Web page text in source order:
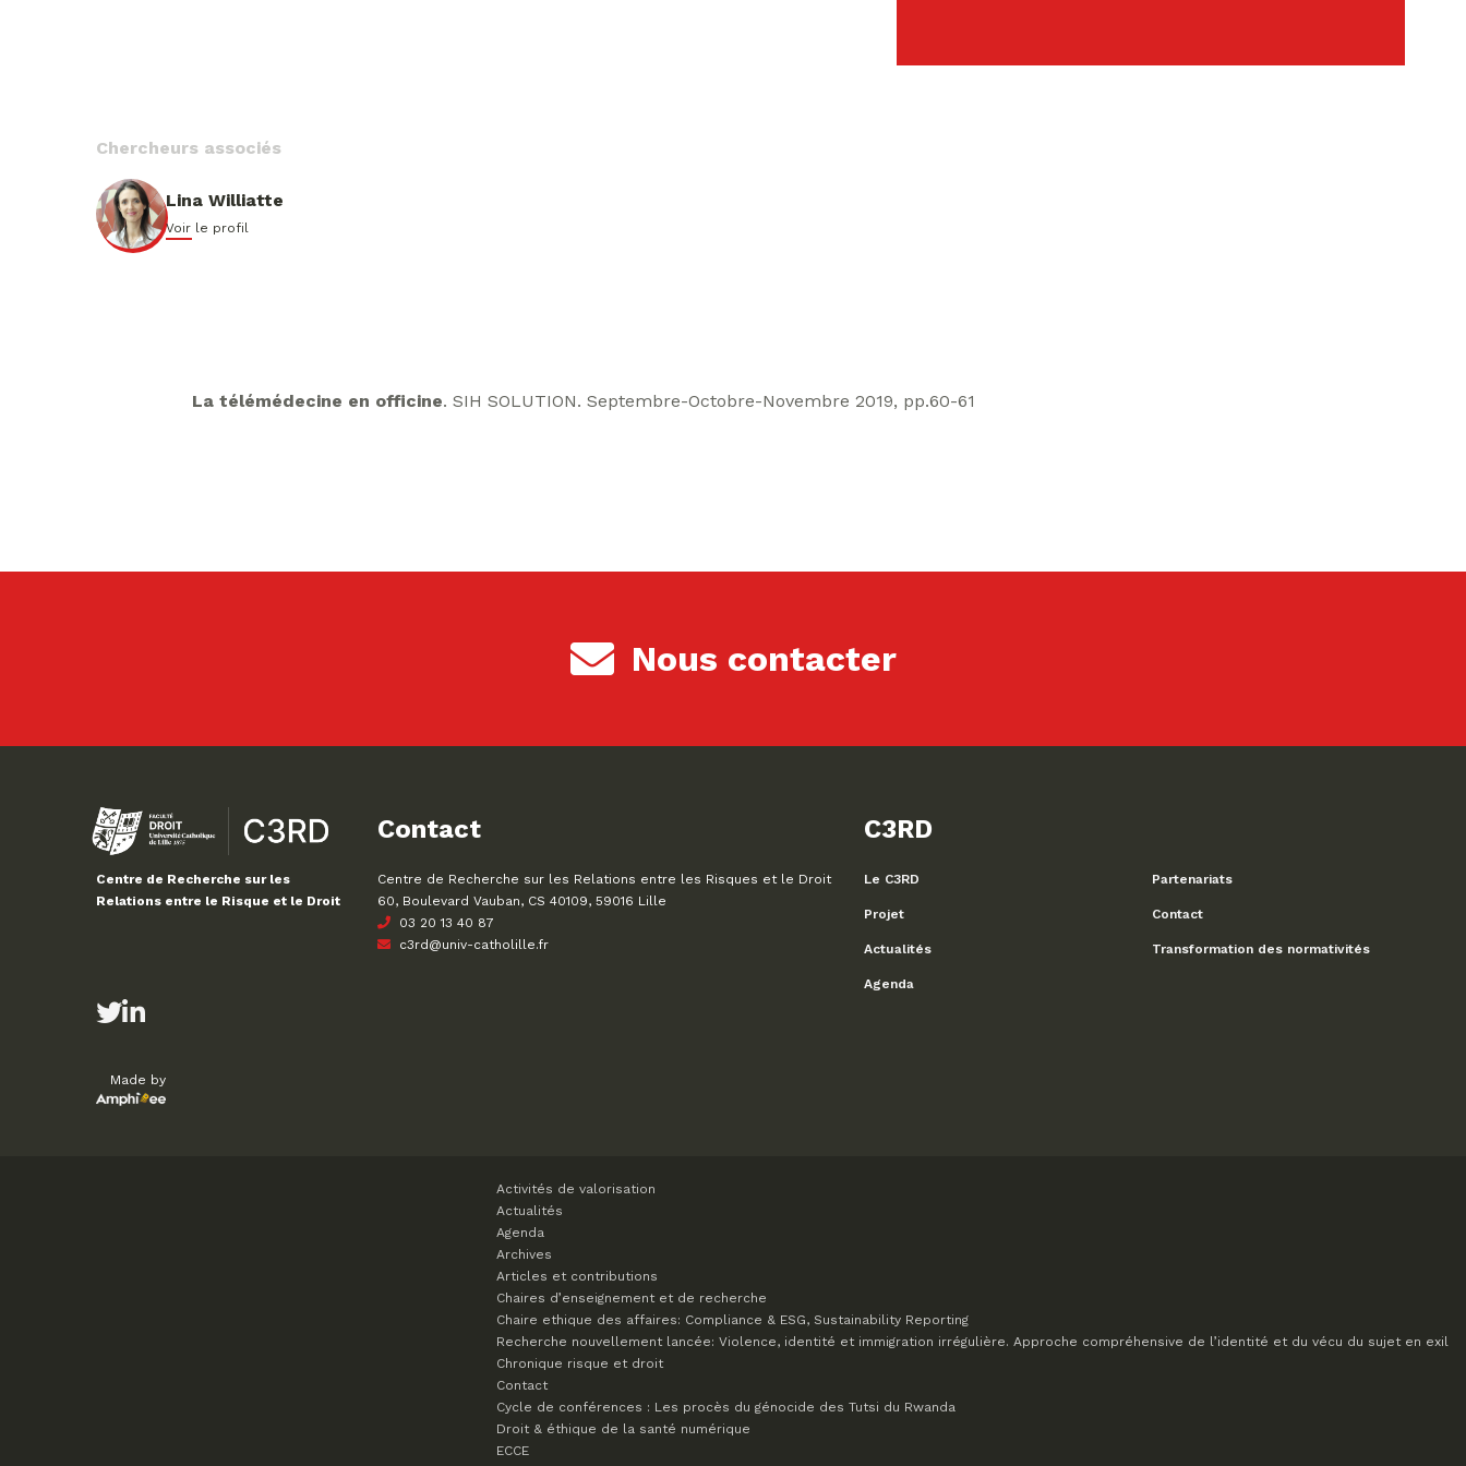
Chercheurs associés
Lina Williatte
Voir le profil
La télémédecine en officine. SIH SOLUTION. Septembre-Octobre-Novembre 2019, pp.60-61
Nous contacter
Centre de Recherche sur les
Relations entre le Risque et le Droit
Contact
Centre de Recherche sur les Relations entre les Risques et le Droit
60, Boulevard Vauban, CS 40109, 59016 Lille
03 20 13 40 87
c3rd@univ-catholille.fr
C3RD
Le C3RD
Projet
Actualités
Agenda
Partenariats
Contact
Transformation des normativités
Made by
Activités de valorisation
Actualités
Agenda
Archives
Articles et contributions
Chaires d’enseignement et de recherche
Chaire ethique des affaires: Compliance & ESG, Sustainability Reporting
Recherche nouvellement lancée: Violence, identité et immigration irrégulière. Approche compréhensive de l’identité et du vécu du sujet en exil
Chronique risque et droit
Contact
Cycle de conférences : Les procès du génocide des Tutsi du Rwanda
Droit & éthique de la santé numérique
ECCE